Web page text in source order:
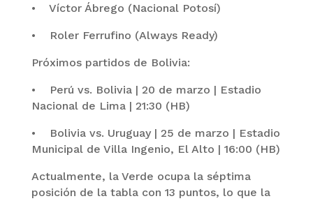
• Víctor Ábrego (Nacional Potosí)
• Roler Ferrufino (Always Ready)
Próximos partidos de Bolivia:
• Perú vs. Bolivia | 20 de marzo | Estadio
Nacional de Lima | 21:30 (HB)
• Bolivia vs. Uruguay | 25 de marzo | Estadio
Municipal de Villa Ingenio, El Alto | 16:00 (HB)
Actualmente, la Verde ocupa la séptima
posición de la tabla con 13 puntos, lo que la